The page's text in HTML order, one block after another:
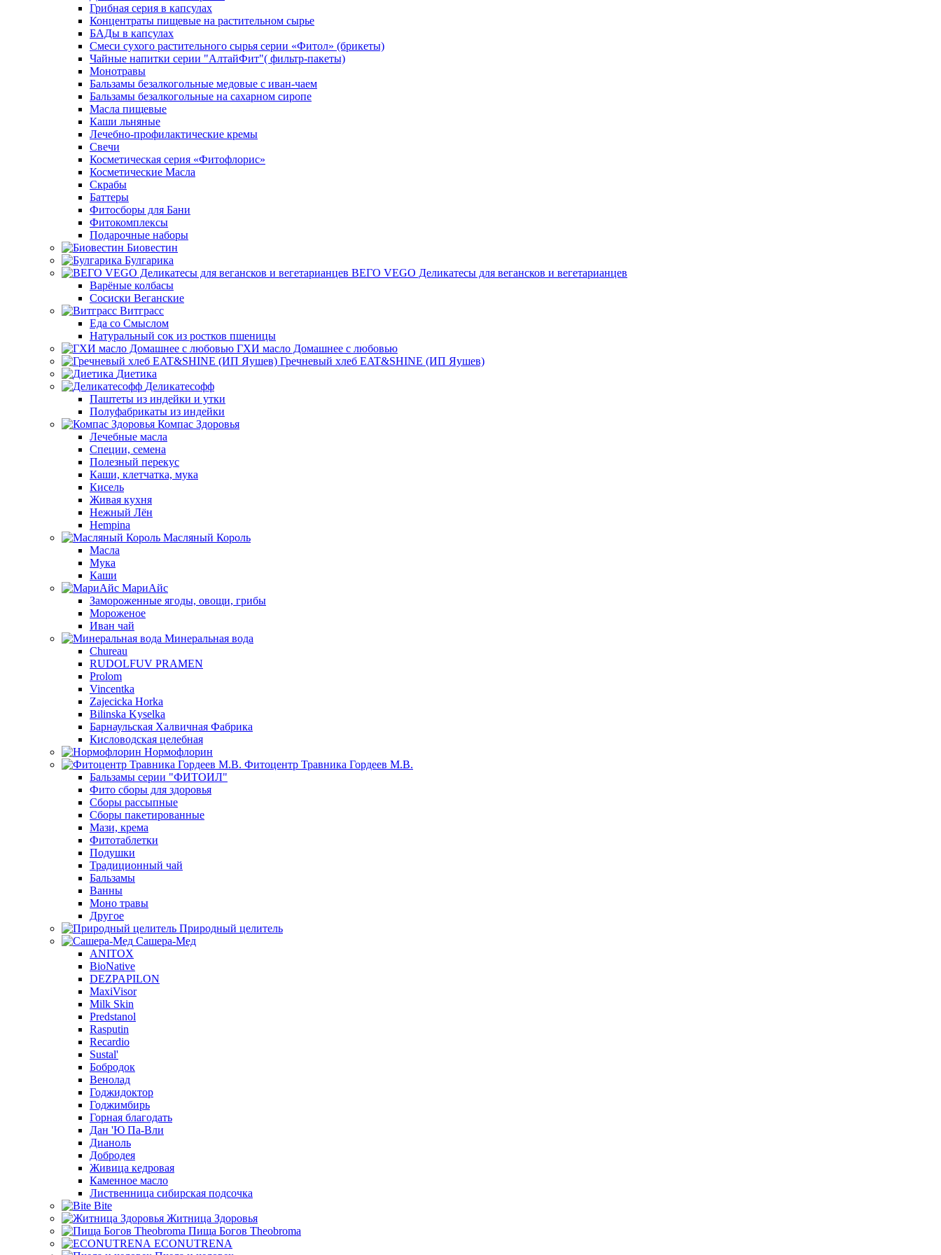
Грибная серия в капсулах
Концентраты пищевые на растительном сырье
БАДы в капсулах
Смеси сухого растительного сырья серии «Фитол» (брикеты)
Чайные напитки серии "АлтайФит"( фильтр-пакеты)
Монотравы
Бальзамы безалкогольные медовые с иван-чаем
Бальзамы безалкогольные на сахарном сиропе
Масла пищевые
Каши льняные
Лечебно-профилактические кремы
Свечи
Косметическая серия «Фитофлорис»
Косметические Масла
Скрабы
Баттеры
Фитосборы для Бани
Фитокомплексы
Подарочные наборы
Биовестин
Булгарика
ВЕГО VEGO Деликатесы для вегансков и вегетарианцев
Варёные колбасы
Сосиски Веганские
Витграсс
Еда со Смыслом
Натуральный сок из ростков пшеницы
ГХИ масло Домашнее с любовью
Гречневый хлеб EAT&SHINE (ИП Яушев)
Диетика
Деликатесофф
Паштеты из индейки и утки
Полуфабрикаты из индейки
Компас Здоровья
Лечебные масла
Специи, семена
Полезный перекус
Каши, клетчатка, мука
Кисель
Живая кухня
Нежный Лён
Hempina
Масляный Король
Масла
Мука
Каши
МариАйс
Замороженные ягоды, овощи, грибы
Мороженое
Иван чай
Минеральная вода
Chureau
RUDOLFUV PRAMEN
Prolom
Vincentka
Zajecicka Horka
Bilinska Kyselka
Барнаульская Халвичная Фабрика
Кисловодская целебная
Нормофлорин
Фитоцентр Травника Гордеев М.В.
Бальзамы серии "ФИТОИЛ"
Фито сборы для здоровья
Сборы рассыпные
Сборы пакетированные
Мази, крема
Фитотаблетки
Подушки
Традиционный чай
Бальзамы
Ванны
Моно травы
Другое
Природный целитель
Сашера-Мед
ANITOX
BioNative
DEZPAPILON
MaxiVisor
Milk Skin
Predstanol
Rasputin
Recardio
Sustal'
Бобродок
Венолад
Годжидоктор
Годжимбирь
Горная благодать
Дан 'Ю Па-Вли
Дианоль
Добродея
Живица кедровая
Каменное масло
Лиственница сибирская подсочка
Bite
Житница Здоровья
Пища Богов Theobroma
ECONUTRENA